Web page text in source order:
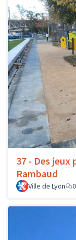
37 - Des
Rambaud
Ville de Lyon 0